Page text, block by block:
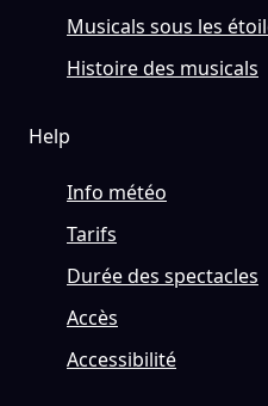
Musicals sous les
Histoire des musicals
Help
Info météo
Tarifs
Durée des spectacles
Accès
Accessibilité